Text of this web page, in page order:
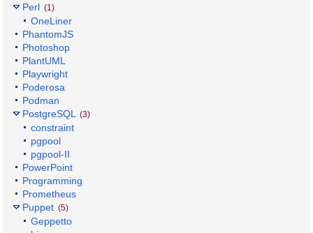
Perl (1)
OneLiner
PhantomJS
Photoshop
PlantUML
Playwright
Poderosa
Podman
PostgreSQL
(3)
constraint
pgpool
pgpool-II
PowerPoint
Programming
Prometheus
Puppet (5)
Geppetto